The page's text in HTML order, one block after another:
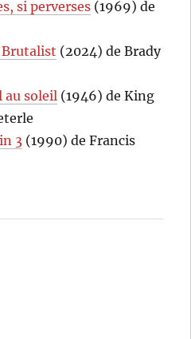
si perverses (1969) de
(2024) de Brady
au soleil (1946) de King
3 (1990) de Francis